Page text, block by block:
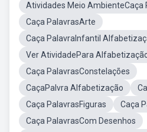
Atividades Meio AmbienteCaça
Caça PalavrasArte
Caça PalavraInfantil
Ver AtividadePara
Caça PalavrasConstelações
CaçaPalvra Alfabetização
Caça PalavrasFiguras
Caça
Caça PalavrasCom Desenhos